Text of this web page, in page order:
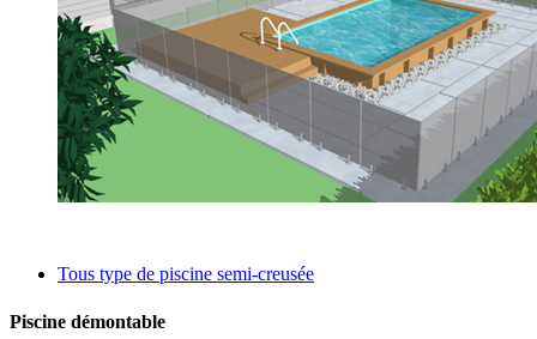
Tous type de piscine semi-creusée
Piscine démontable